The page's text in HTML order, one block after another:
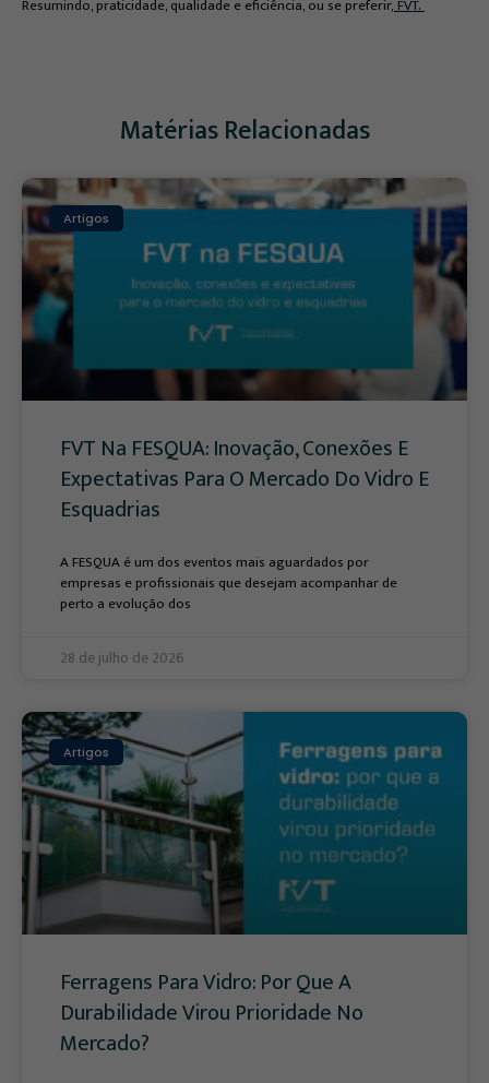
Resumindo, praticidade, qualidade e eficiência, ou se preferir,FVT.
Matérias Relacionadas
Artigos
FVT Na FESQUA: Inovação, Conexões E
Expectativas Para O Mercado Do Vidro E
Esquadrias
A FESQUA é um dos eventos mais aguardados por
empresas e profissionais que desejam acompanhar de
perto a evolução dos
28 de julho de 2026
Artigos
Ferragens Para Vidro: Por Que A
Durabilidade Virou Prioridade No
Mercado?